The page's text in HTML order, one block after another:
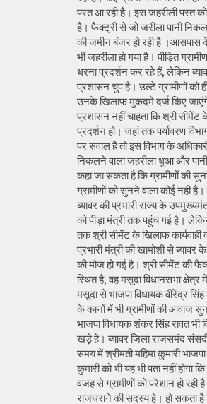
परत आ रही है। इस जहरीली परत को
है। फैक्ट्री से जो जरीला पानी
की जमीन बंजर हो रही है ।आसपास
भी जहरीला हो गया है। पीड़ित
धरना प्रदर्शन कर रहे हैं, लेकिन
प्रशासन चुप है। उल्टे ग्रामीणों को
उनके खिलाफ मुकदमे दर्ज किए
प्रशासन नहीं चाहता कि श्री
प्रदर्शन हो। जहां तक पर्यावरण
पर सवाल है तो इस विभाग के
निकलने वाला जहरीला धुआ और
कहा जा सकता है कि ग्रामीणों की
ग्रामीणों को सुनने वाला कोई नहीं
ब्यावर की प्रभारी राज्य के
को पीड़ा मंत्री तक पहुंच गई है।
तक श्री सीमेंट के खिलाफ कार्यवाही
प्रभारी मंत्री की खामोशी से
की मौज हो गई है। श्री सीमेंट की
स्थित है, वह मसूदा विधानसभा
मसूदा से भाजपा विधायक वीरेंद्र
के कानों में भी ग्रामीणों की आवाज
भाजपा विधायक शंकर सिंह रावत भी
खड़े हे। ब्यावर जिला राजसमंद
समय में श्रीमती महिमा कुमारी
कुमारी को भी यह भी पता नहीं होगा
वजह से ग्रामीणों को परेशान हो रही
राजघराने की सदस्य हे। हो सकता